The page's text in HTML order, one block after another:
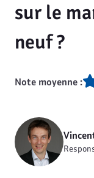
sur le
neuf ?
Note moyenne :